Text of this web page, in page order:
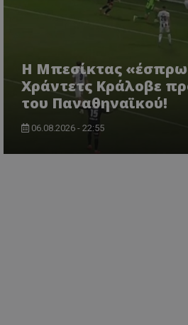
Η Μπεσίκτας
Χράντετς Κράλοβε
του Παναθηναϊκού!
06.08.2026 - 22:55